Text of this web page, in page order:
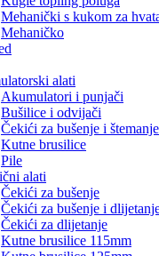
Mehanički s kukom za
Mehaničko
alati
Akumulatori i punjači
Bušilice i odvijači
Čekići za bušenje i štemanje
Kutne brusilice
Pile
alati
Čekići za bušenje
Čekići za bušenje i
Čekići za dlijetanje
Kutne brusilice 115mm